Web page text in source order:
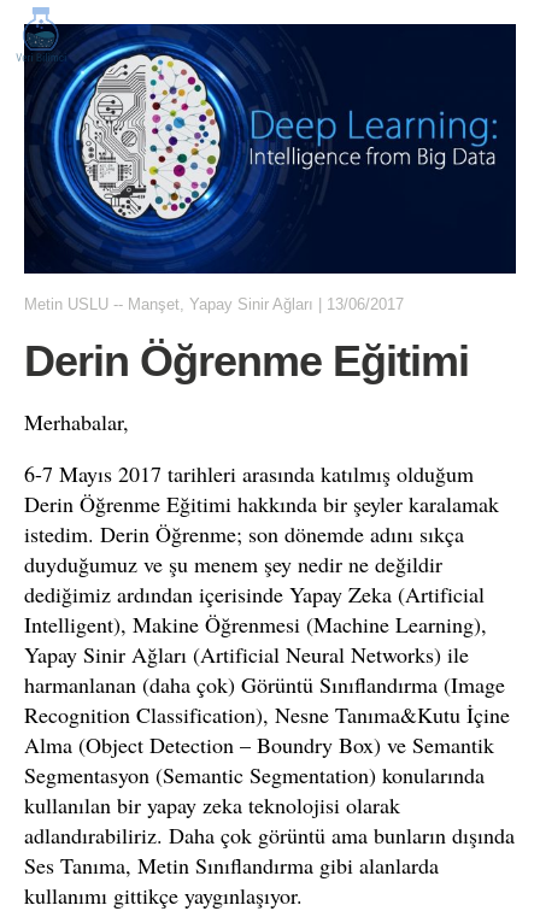
Metin USLU -- Manşet Yapay Sinir Ağları | 13/06/2017
Derin Öğrenme Eğitimi
Merhabalar,
6-7 Mayıs 2017 tarihleri arasında katılmış olduğum
Derin Öğrenme Eğitimi hakkında bir şeyler karalamak
istedim. Derin Öğrenme; son dönemde adını sıkça
duyduğumuz ve şu menem şey nedir ne değildir
dediğimiz ardından içerisinde Yapay Zeka (Artificial
Intelligent), Makine Öğrenmesi (Machine Learning),
Yapay Sinir Ağları (Artificial Neural Networks) ile
harmanlanan (daha çok) Görüntü Sınıflandırma (Image
Recognition Classification), Nesne Tanıma&Kutu İçine
Alma (Object Detection – Boundry Box) ve Semantik
Segmentasyon (Semantic Segmentation) konularında
kullanılan bir yapay zeka teknolojisi olarak
adlandırabiliriz. Daha çok görüntü ama bunların dışında
Ses Tanıma, Metin Sınıflandırma gibi alanlarda
kullanımı gittikçe yaygınlaşıyor.